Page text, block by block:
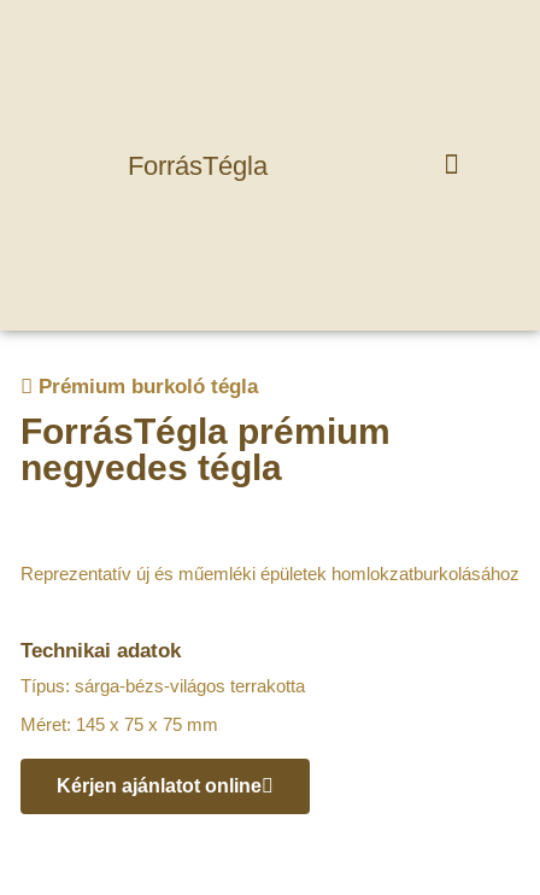
ForrásTégla
Prémium burkoló tégla
ForrásTégla prémium
negyedes tégla
Reprezentatív új és műemléki épületek homlokzatburkolásához
Technikai adatok
Típus: sárga-bézs-világos terrakotta
Méret: 145 x 75 x 75 mm
Kérjen ajánlatot online